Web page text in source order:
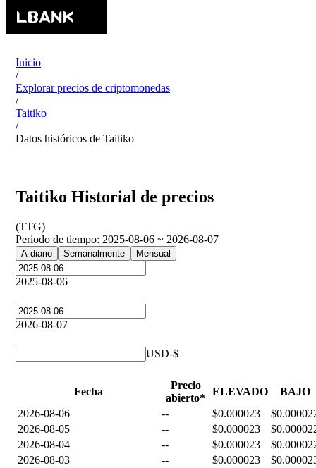
Inicio
/
Explorar precios de criptomonedas
/
Taitiko
/
Datos históricos de Taitiko
Taitiko Historial de precios
(TTG)
Periodo de tiempo: 2025-08-06 ~ 2026-08-07
A diario Semanalmente Mensual
2025-08-06
2026-08-07
USD-$
Fecha
Precio
abierto*
ELEVADO
BAJO
2026-08-06
-- $0.000023
2026-08-05
-- $0.000023
2026-08-04
-- $0.000023
2026-08-03
-- $0.000023